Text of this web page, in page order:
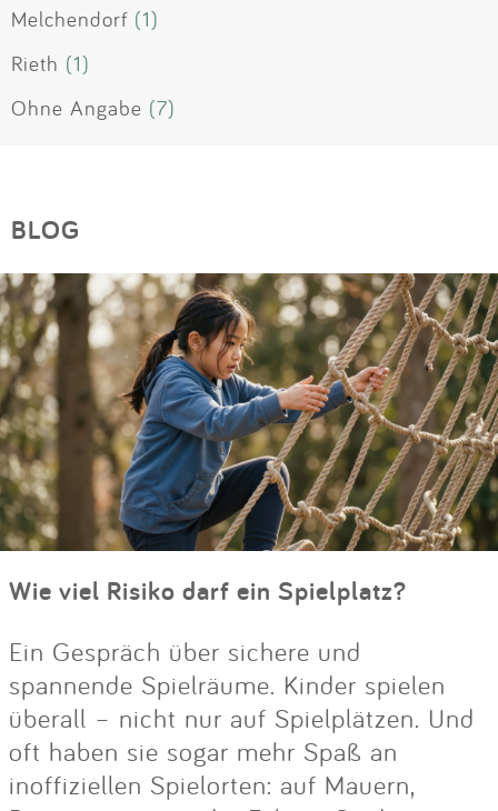
Melchendorf (1)
Rieth (1)
Ohne Angabe (7)
BLOG
Wie viel Risiko darf ein Spielplatz?
Ein Gespräch über sichere und
spannende Spielräume. Kinder spielen
überall – nicht nur auf Spielplätzen. Und
oft haben sie sogar mehr Spaß an
inoffiziellen Spielorten: auf Mauern,